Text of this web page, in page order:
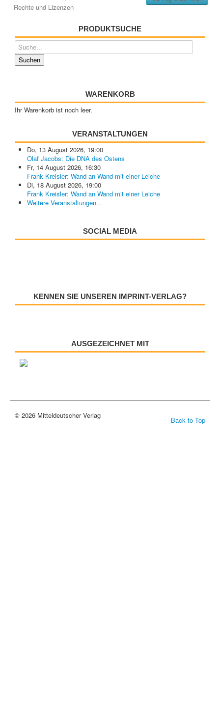
Rechte und Lizenzen
PRODUKTSUCHE
WARENKORB
Ihr Warenkorb ist noch leer.
VERANSTALTUNGEN
Do, 13 August 2026, 19:00
Olaf Jacobs: Die DNA des Ostens
Fr, 14 August 2026, 16:30
Frank Kreisler: Wand an Wand mit einer Leiche
Di, 18 August 2026, 19:00
Frank Kreisler: Wand an Wand mit einer Leiche
Weitere Veranstaltungen...
SOCIAL MEDIA
KENNEN SIE UNSEREN IMPRINT-VERLAG?
AUSGEZEICHNET MIT
Back to Top
© 2026 Mitteldeutscher Verlag